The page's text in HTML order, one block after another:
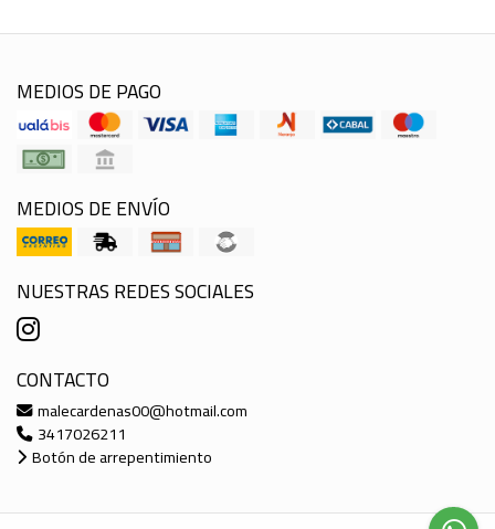
MEDIOS DE PAGO
MEDIOS DE ENVÍO
NUESTRAS REDES SOCIALES
CONTACTO
malecardenas00@hotmail.com
3417026211
Botón de arrepentimiento